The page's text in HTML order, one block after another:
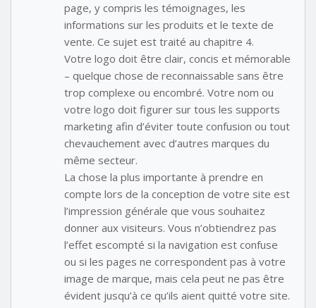
page, y compris les témoignages, les
informations sur les produits et le texte de
vente. Ce sujet est traité au chapitre 4.
Votre logo doit être clair, concis et mémorable
– quelque chose de reconnaissable sans être
trop complexe ou encombré. Votre nom ou
votre logo doit figurer sur tous les supports
marketing afin d’éviter toute confusion ou tout
chevauchement avec d’autres marques du
même secteur.
La chose la plus importante à prendre en
compte lors de la conception de votre site est
l’impression générale que vous souhaitez
donner aux visiteurs. Vous n’obtiendrez pas
l’effet escompté si la navigation est confuse
ou si les pages ne correspondent pas à votre
image de marque, mais cela peut ne pas être
évident jusqu’à ce qu’ils aient quitté votre site.